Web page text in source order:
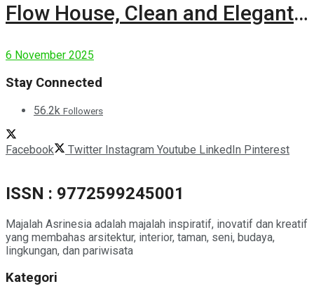
Flow House, Clean and Elegant
6 November 2025
Stay Connected
56.2k Followers
Facebook Twitter Instagram Youtube LinkedIn Pinterest
ISSN : 9772599245001
Majalah Asrinesia adalah majalah inspiratif, inovatif dan kreatif
yang membahas arsitektur, interior, taman, seni, budaya,
lingkungan, dan pariwisata
Kategori